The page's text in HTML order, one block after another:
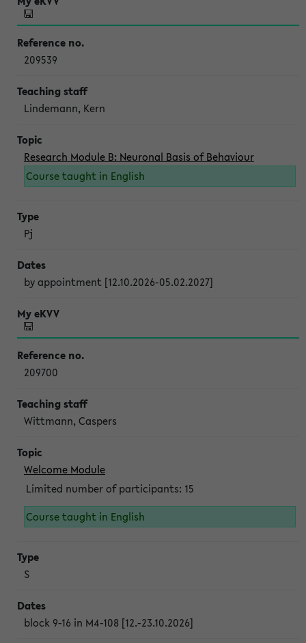
209539
Lindemann, Kern
Research Module B: Neuronal Basis of Behaviour
Course taught in English
Pj
by appointment [12.10.2026-05.02.2027]
209700
Wittmann, Caspers
Welcome Module
Limited number of participants: 15
Course taught in English
S
block 9-16 in M4-108 [12.-23.10.2026]